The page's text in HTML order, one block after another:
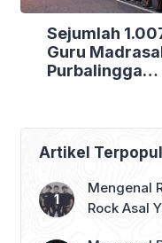
Sejumlah
Guru
Purbalingga
Purbalingga
Dukungan
Artikel
Mengenal
Rock Asal